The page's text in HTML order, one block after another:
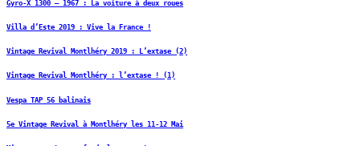
Gyro-X 1300 – 1967 : La voiture à deux roues
Villa d’Este 2019 : Vive la France !
Vintage Revival Montlhéry 2019 : L’extase (2)
Vintage Revival Montlhéry : l’extase ! (1)
Vespa TAP 56 balinais
5e Vintage Revival à Montlhéry les 11-12 Mai